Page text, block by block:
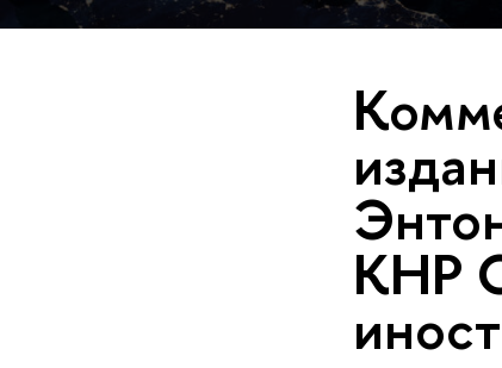
КНР